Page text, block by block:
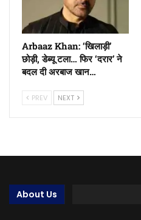
Arbaaz Khan: ‘खिलाड़ी’
छोड़ी, डेब्यू टला… फिर ‘दरार’ ने
बदल दी अरबाज खान…
PREV NEXT
About Us